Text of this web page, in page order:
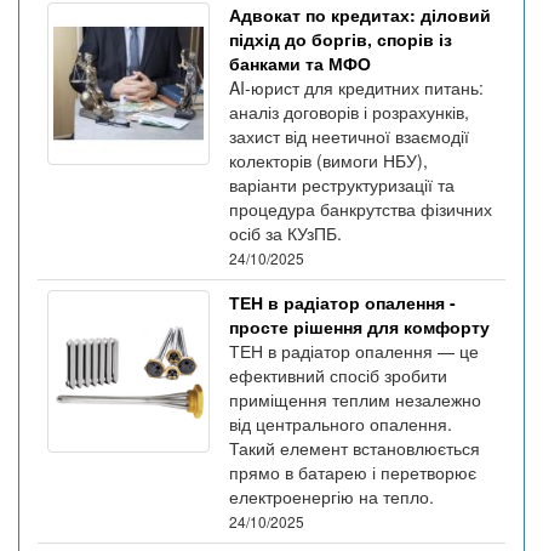
Адвокат по кредитах: діловий
підхід до боргів, спорів із
банками та МФО
AI-юрист для кредитних питань:
аналіз договорів і розрахунків,
захист від неетичної взаємодії
колекторів (вимоги НБУ),
варіанти реструктуризації та
процедура банкрутства фізичних
осіб за КУзПБ.
24/10/2025
ТЕН в радіатор опалення -
просте рішення для комфорту
ТЕН в радіатор опалення — це
ефективний спосіб зробити
приміщення теплим незалежно
від центрального опалення.
Такий елемент встановлюється
прямо в батарею і перетворює
електроенергію на тепло.
24/10/2025